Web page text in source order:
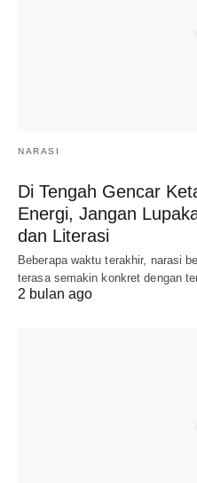
NARASI
Di Tengah Gencar
Energi, Jangan
dan Literasi
Beberapa waktu terakhir, narasi
terasa semakin konkret dengan
2 bulan ago